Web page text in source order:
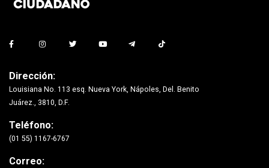
Dirección:
Louisiana No. 113 esq. Nueva York, Nápoles, Del. Benito
Juárez., 3810, D.F.
Teléfono:
(01 55) 1167-6767
Correo: